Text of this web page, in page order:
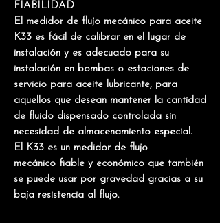
FIABILIDAD
El medidor de flujo mecánico para aceite
K33 es fácil de calibrar en el lugar de
instalación y es adecuado para su
instalación en bombas o estaciones de
servicio para aceite lubricante, para
aquellos que desean mantener la cantidad
de fluido dispensado controlada sin
necesidad de almacenamiento especial.
El K33 es un medidor de flujo
mecánico fiable y económico que también
se puede usar por gravedad gracias a su
baja resistencia al flujo.